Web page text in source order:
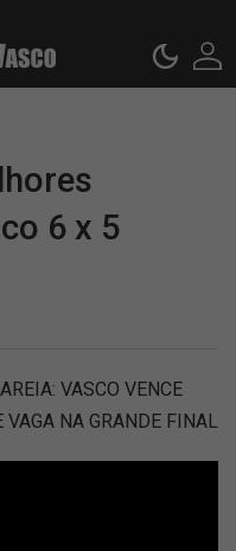
6 x 5
VASCO VENCE
VAGA NA GRANDE FINAL